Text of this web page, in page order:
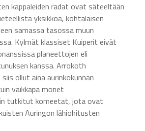
kappaleiden radat ovat säteeltään
yksikköä, kohtalaisen
samassa tasossa muun
Kylmät klassiset Kuiperit eivät
planeettojen eli
kanssa. Arrokoth
ollut aina aurinkokunnan
vaikkapa monet
tutkitut komeetat, jota ovat
Auringon lähiohitusten